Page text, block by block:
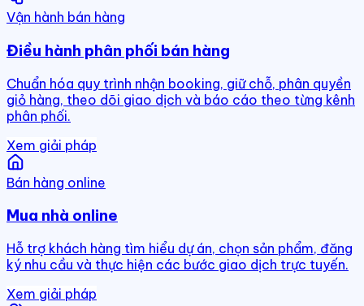
Vận hành bán hàng
Điều hành phân phối bán hàng
Chuẩn hóa quy trình nhận booking, giữ chỗ, phân quyền
giỏ hàng, theo dõi giao dịch và báo cáo theo từng kênh
phân phối.
Xem giải pháp
Bán hàng online
Mua nhà online
Hỗ trợ khách hàng tìm hiểu dự án, chọn sản phẩm, đăng
ký nhu cầu và thực hiện các bước giao dịch trực tuyến.
Xem giải pháp